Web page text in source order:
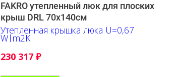
FAKRO утепленный люк для плоских
крыш DRL 70х140см
Утепленная крышка люка U=0,67
W|m2K
230 317 ₽